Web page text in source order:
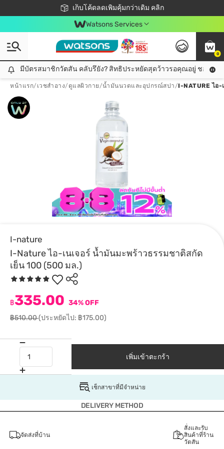
เก็บโค้ดลดเพิ่มคุ้มกว่าเดิม คลิก
ชอปออนไลน์ครั้งแรก ลดเพิ่มจุก ๆ 10%! 🎉
📦ส่งฟรี! เมื่อชอป 499฿
สมาชิกวัตสัน คลับดียังไง?
Watsons Services
0
มีบัตรสมาชิกวัตสัน คลับรึยัง? สิทธิประหยัดสุดว้าวรอคุณอยู่ ชอปคุ้มกว่าเดิม คลิก!
มีบัตรสมาชิกวัตสัน คลับรึยัง? สิทธิประหยัดสุดว้าวรอคุณอยู่ ชอปคุ้มก
หน้าแรก/ เวชสำอาง/ ดูแลผิวกาย/น้ำมันนวดและอุปกรณ์สปา/I-NATURE ไอ-
I-nature
I-Nature ไอ-เนเจอร์ น้ำมันมะพร้าวธรรมชาติสกัด
เย็น 100 (500 มล.)
฿335.00 34% OFF
฿510.00(ประหยัดไป: ฿175.00)
เพิ่มเข้าตะกร้า
เช็กสาขาที่มีจำหน่าย
DELIVERY METHOD
จัดส่งที่บ้าน
สั่งและรับ
สินค้าที่ร้าน
วัตสัน